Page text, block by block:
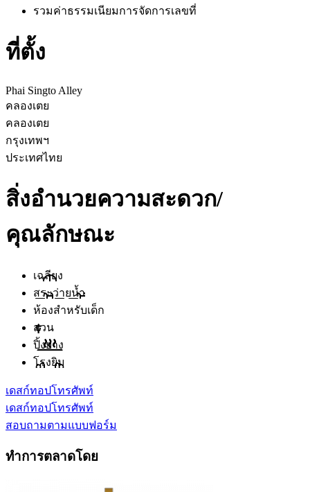
รวมค่าธรรมเนียมการจัดการเลขที่
ที่ตั้ง
Phai Singto Alley
คลองเตย
คลองเตย
กรุงเทพฯ
ประเทศไทย
สิ่งอำนวยความสะดวก/
คุณลักษณะ
เฉลียง
สระว่ายน้ำ
ห้องสำหรับเด็ก
สวน
ปิ้งย่าง
โรงยิม
เดสก์ทอปโทรศัพท์
เดสก์ทอปโทรศัพท์
สอบถามตามแบบฟอร์ม
ทำการตลาดโดย